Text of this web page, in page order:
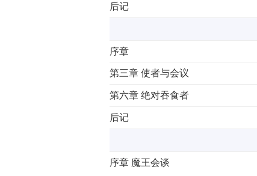
后记
序章
第三章 使者与会议
第六章 绝对吞食者
后记
序章 魔王会谈